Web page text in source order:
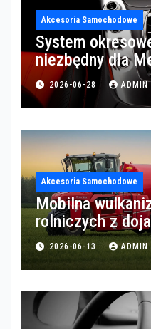
Akcesoria Samochodowe
System
niezbędny dla
Trucks w
2026-06-28 ADMIN
Akcesoria Samochodowe
Mobilna
rolniczych z
opon w
2026-06-13 ADMIN